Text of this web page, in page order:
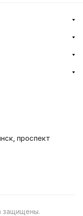
проспект
защищены.